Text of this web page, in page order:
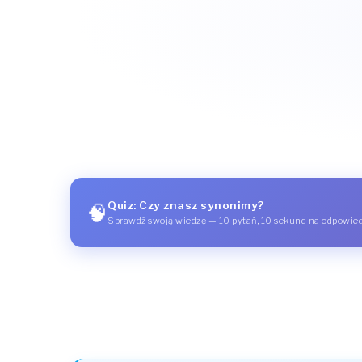
🧠 Quiz: Czy znasz synonimy?
Sprawdź swoją wiedzę — 10 pytań, 10 sekund na